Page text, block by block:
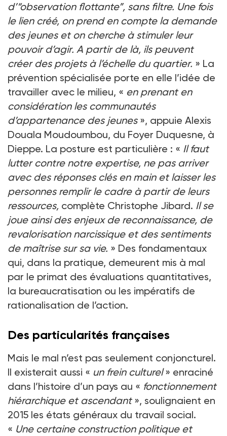
d’“observation flottante”, sans filtre. Une fois
le lien créé, on prend en compte la demande
des jeunes et on cherche à stimuler leur
pouvoir d’agir. A partir de là, ils peuvent
créer des projets à l’échelle du quartier. » La
prévention spécialisée porte en elle l’idée de
travailler avec le milieu, « en prenant en
considération les communautés
d’appartenance des jeunes», appuie Alexis
Douala Moudoumbou, du Foyer Duquesne, à
Dieppe. La posture est particulière : « Il faut
lutter contre notre expertise, ne pas arriver
avec des réponses clés en main et laisser les
personnes remplir le cadre à partir de leurs
ressources, complète Christophe Jibard. Il se
joue ainsi des enjeux de reconnaissance, de
revalorisation narcissique et des sentiments
de maîtrise sur sa vie. » Des fondamentaux
qui, dans la pratique, demeurent mis à mal
par le primat des évaluations quantitatives,
la bureaucratisation ou les impératifs de
rationalisation de l’action.
Des particularités françaises
Mais le mal n’est pas seulement conjoncturel.
Il existerait aussi « un frein culturel» enraciné
dans l’histoire d’un pays au « fonctionnement
hiérarchique et ascendant», soulignaient en
2015 les états généraux du travail social.
« Une certaine construction politique et